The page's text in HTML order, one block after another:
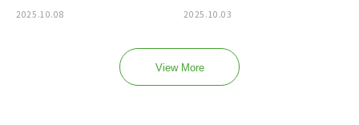
2025.10.08 2025.10.03
View More